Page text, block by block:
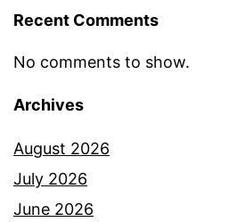
Recent Comments
No comments to show.
Archives
August 2026
July 2026
June 2026